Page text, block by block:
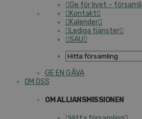
Ge för livet –
Kontakt
Kalender
Lediga tjänster
SAU
GE EN GÅVA
OM OSS
OM ALLIANSMISSIONEN